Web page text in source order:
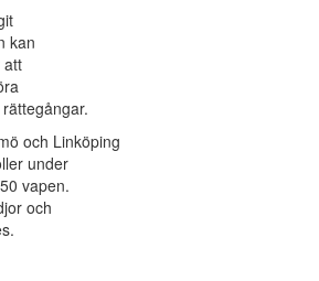
kan
att
och Linköping
under
vapen.
och